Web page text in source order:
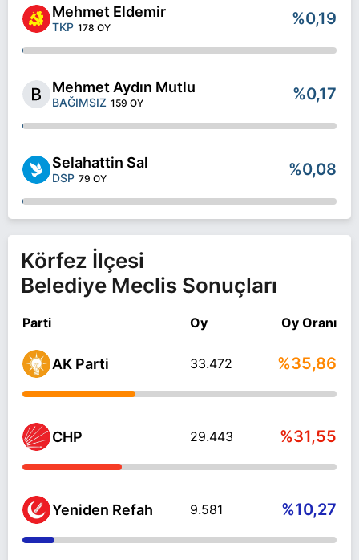
Mehmet Eldemir
TKP 178 OY %0,19
Mehmet Aydın Mutlu
BAĞIMSIZ 159 OY %0,17
Selahattin Sal
DSP 79 OY %0,08
Körfez İlçesi
Belediye Meclis Sonuçları
Parti Oy Oy Oranı
AK Parti 33.472 %35,86
CHP 29.443 %31,55
Yeniden Refah 9.581 %10,27